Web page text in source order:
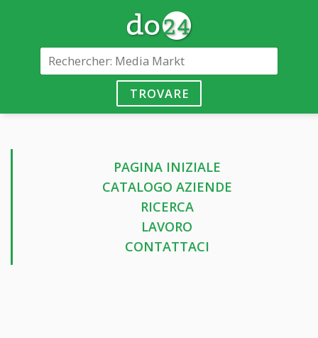
TROVARE
PAGINA INIZIALE
CATALOGO AZIENDE
RICERCA
LAVORO
CONTATTACI